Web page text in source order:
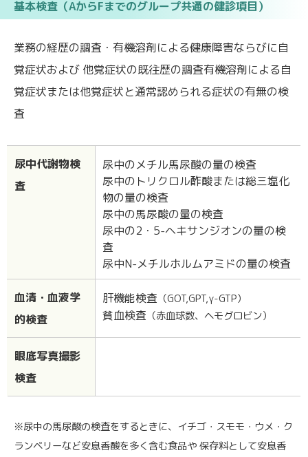
基本検査（AからFまでのグループ共通の健診項目）
業務の経歴の調査・有機溶剤による健康障害ならびに自
覚症状および 他覚症状の既往歴の調査有機溶剤による自
覚症状または他覚症状と通常認められる症状の有無の検
査
尿中代謝物検
査
尿中のメチル馬尿酸の量の検査
尿中のトリクロル酢酸または総三塩化
物の量の検査
尿中の馬尿酸の量の検査
尿中の2・5-ヘキサンジオンの量の検
査
尿中N-メチルホルムアミドの量の検査
血清・血液学
的検査
肝機能検査 （GOT,GPT,γ-GTP）
貧血検査 （赤血球数、ヘモグロビン）
眼底写真撮影
検査
※尿中の馬尿酸の検査をするときに、イチゴ・スモモ・ウメ・ク
ランベリーなど安息香酸を多く含む食品や 保存料として安息香